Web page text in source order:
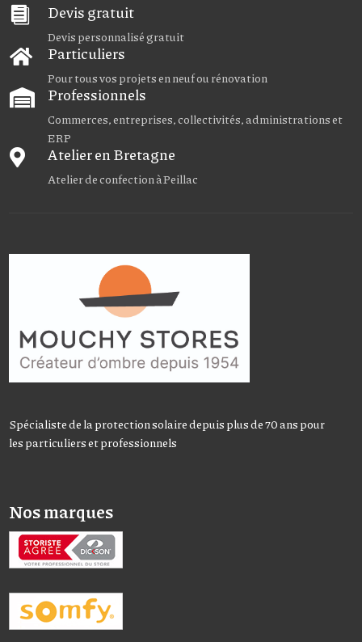
 Devis gratuit
Devis personnalisé gratuit
 Particuliers
Pour tous vos projets en neuf ou rénovation
 Professionnels
Commerces, entreprises, collectivités, administrations et
ERP
 Atelier en Bretagne
Atelier de confection à Peillac
Spécialiste de la protection solaire depuis plus de 70 ans pour
les particuliers et professionnels
Nos marques